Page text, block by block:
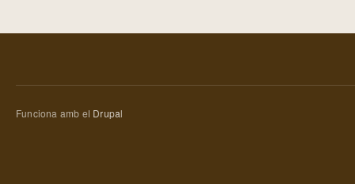
Funciona amb el Drupal